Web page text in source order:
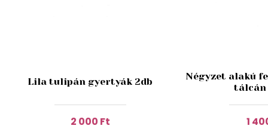
Lila tulipán gyertyák 2db
2 000 Ft
Négyzet alakú
tálcán
1